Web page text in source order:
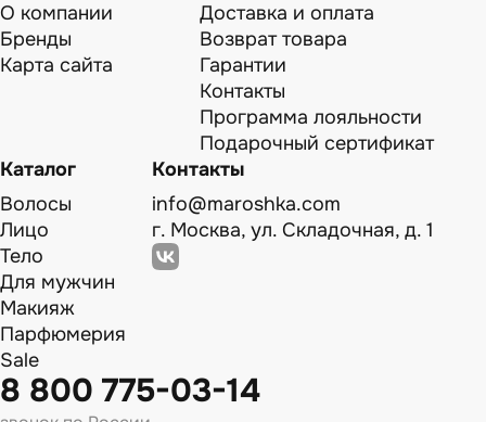
О компании
Бренды
Карта сайта
Доставка и оплата
Возврат товара
Гарантии
Контакты
Программа лояльности
Подарочный сертификат
Каталог
Волосы
Лицо
Тело
Для мужчин
Макияж
Парфюмерия
Sale
Контакты
info@maroshka.com
г. Москва, ул. Складочная, д. 1
8 800 775-03-14